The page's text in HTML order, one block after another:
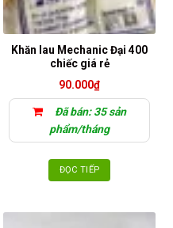
Khăn lau Mechanic Đại 400
chiếc giá rẻ
90.000₫
Đã bán: 35 sản
phẩm/tháng
ĐỌC TIẾP